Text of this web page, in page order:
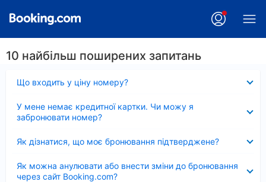
10 найбільш поширених запитань
Що входить у ціну номеру?
У мене немає кредитної картки. Чи можу я
забронювати номер?
Як дізнатися, що моє бронювання підтверджене?
Як можна анулювати або внести зміни до бронювання
через сайт Booking.com?